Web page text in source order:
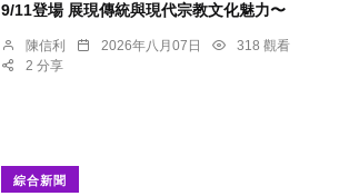
9/11登場 展現傳統與現代宗教文化魅力〜
陳信利 2026年八月07日
318 觀看
2 分享
綜合新聞